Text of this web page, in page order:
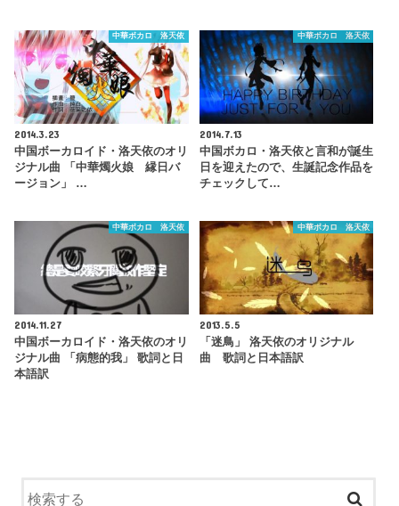
中華ボカロ 洛天依
2014.3.23
中国ボーカロイド・洛天依のオリ
ジナル曲 「中華燭火娘 縁日バ
ージョン」 …
中華ボカロ 洛天依
2014.7.13
中国ボカロ・洛天依と言和が誕生
日を迎えたので、生誕記念作品を
チェックして…
中華ボカロ 洛天依
2014.11.27
中国ボーカロイド・洛天依のオリ
ジナル曲 「病態的我」 歌詞と日
本語訳
中華ボカロ 洛天依
2013.5.5
「迷鳥」 洛天依のオリジナル
曲 歌詞と日本語訳